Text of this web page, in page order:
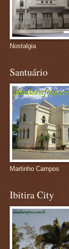
Nostalgia
Santuário
Martinho Campos
Ibitira City